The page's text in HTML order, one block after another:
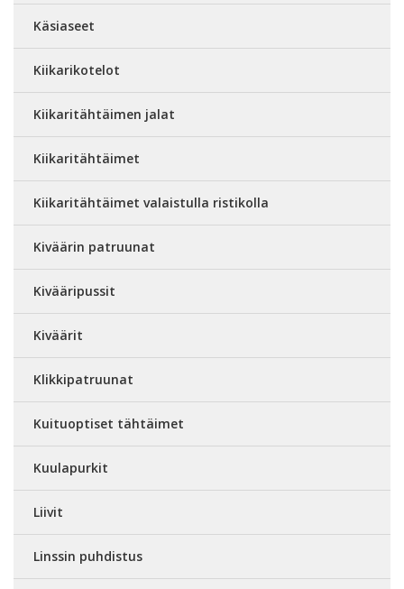
Käsiaseet
Kiikarikotelot
Kiikaritähtäimen jalat
Kiikaritähtäimet
Kiikaritähtäimet valaistulla ristikolla
Kiväärin patruunat
Kivääripussit
Kiväärit
Klikkipatruunat
Kuituoptiset tähtäimet
Kuulapurkit
Liivit
Linssin puhdistus